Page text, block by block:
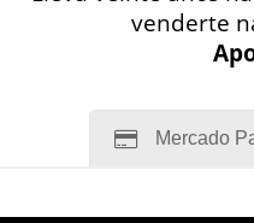
venderte
Mercado